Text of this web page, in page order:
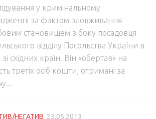
у кримінальному
за фактом зловживання
становищем з боку посадовця
відділу Посольства України в
зі східних країн. Він «обертав» на
третіх осіб кошти, отримані за
НЕГАТИВ 23.05.2013